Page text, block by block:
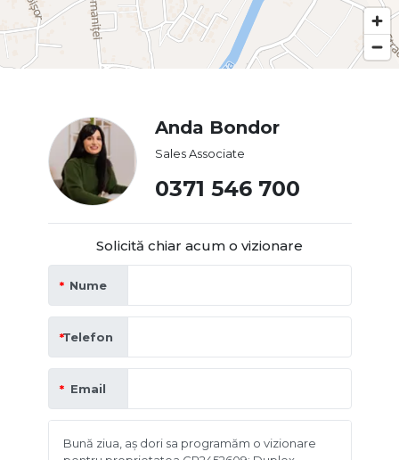
Anda Bondor
Sales Associate
0371 546 700
Solicită chiar acum o vizionare
Nume
Telefon
Email